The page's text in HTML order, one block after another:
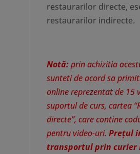
restaurarilor directe,
restaurarilor indirecte.
Notă:prin achizitia
sunteti de acord sa
online reprezentat de 15
suportul de curs, cartea
directe”, care contine
pentru video-uri. Prețul
transportul prin curier